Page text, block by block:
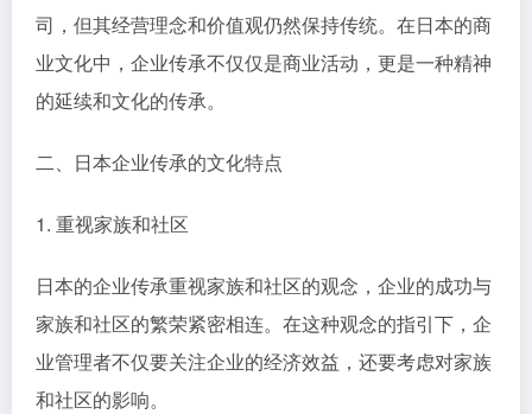
司，但其经营理念和价值观仍然保持传统。在日本的商
业文化中，企业传承不仅仅是商业活动，更是一种精神
的延续和文化的传承。
二、日本企业传承的文化特点
1. 重视家族和社区
日本的企业传承重视家族和社区的观念，企业的成功与
家族和社区的繁荣紧密相连。在这种观念的指引下，企
业管理者不仅要关注企业的经济效益，还要考虑对家族
和社区的影响。